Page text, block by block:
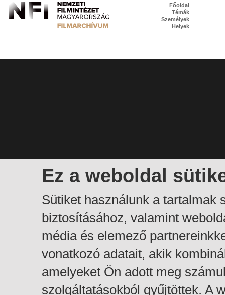
Ez a weboldal
Sütiket használunk a tartalmak
biztosításához, valamint
média és elemező
vonatkozó adatait, akik
amelyeket Ön adott meg
szolgáltatásokból gyűjtöttek. A
Főoldal
Témák
Személyek
Helyek